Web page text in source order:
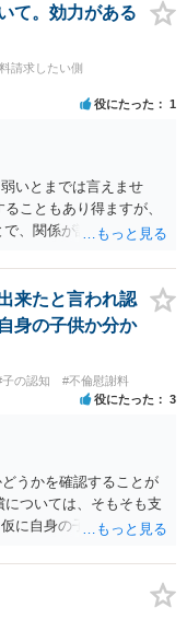
，婚姻破綻に至っていな
しれません。 ②夫との
するのがよいと思いま
めることも含む）でき
え方でもよいでしょ
行政書士に委任をして
不明ですが，その行政
訴訟にするか，その点
るのか，それさえも否
わってくると思いま
。）への対応ではあま
るなら本人様の交渉で
であれば，訴訟に進む
，お近くの弁護士に相
思います。
て。効力がある
請求したい側
役にたった 1
いとまでは言えませ
こともあり得ますが、
、関係が認定される余
相談されることをおす
来たと言われ認
身の子供か分か
子の認知 #不倫慰謝料
役にたった 3
うかを確認することが
ついては、そもそも支
に自身の子であったと
、依頼をするかしない
をされたほうが良いで